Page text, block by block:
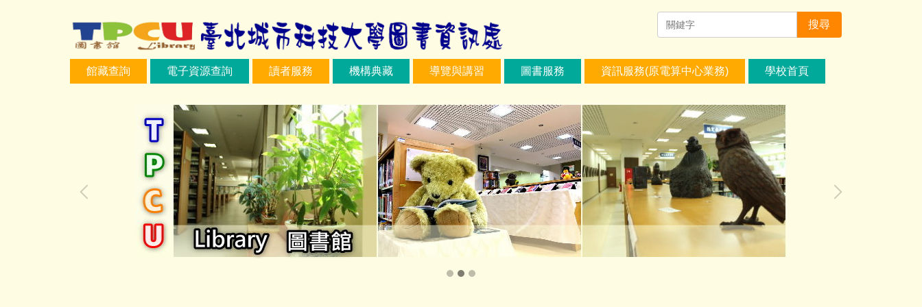
搜尋
館藏查詢 電子資源查詢 讀者服務 機構典藏 導覽與講習 圖書服務 資訊服務(原電算中心業務) 學校首頁